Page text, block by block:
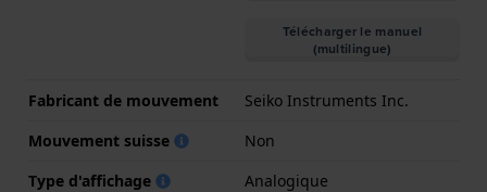
Télécharger le manuel
(multilingue)
Fabricant de mouvement
Seiko Instruments Inc.
Mouvement suisse
Non
Type d'affichage
Analogique